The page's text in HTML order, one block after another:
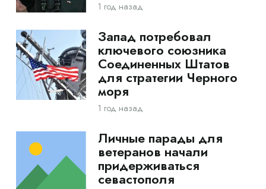
1 год назад
Запад потребовал
ключевого союзника
Соединенных Штатов
для стратегии Черного
моря
1 год назад
Личные парады для
ветеранов начали
придерживаться
севастополя